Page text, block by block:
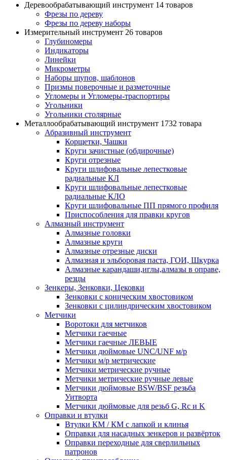
Деревообрабатывающий инструмент 14 товаров
Фрезы по дереву
Фрезы по дереву наборы
Измерительный инструмент 26 товаров
Глубиномеры
Индикаторы
Линейки
Микрометры
Наборы щупов, шаблонов
Призмы поверочные и разметочные
Угломеры и Угломеры-траспортиры
Угольники
Угольники столярные
Металлообрабатывающий инструмент 1732 товара
Абразивный инструмент
Корщетки, Чашки
Круги зачистные (обдирочные)
Круги отрезные
Круги шлифовальные лепестковые
радиальные КЛ
Круги шлифовальные лепестковые
радиальные КЛО
Круги шлифовальные ПП прямого профиля
Приспособления для правки кругов
Алмазный инструмент
Алмазные головки
Алмазные круги
Алмазные отрезные диски
Алмазная и эльборовая паста, ГОИ, Шкурка
Алмазные карандаши,иглы,алмазы в оправе,
резцы
Зенкеры, Зенковки, Цековки
Зенковки с коническим хвостовиком
Зенковки с цилиндрическим хвостовиком
Метчики
Воротоки для метчиков
Метчики гаечные
Метчики гаечные ЛЕВЫЕ
Метчики дюймовые UNC/UNF м/р
Метчики м/р метрические
Метчики метрические ручные
Метчики метрические ручные левые
Метчики дюймовые BSW/BSF резьба
Уитворта
Метчики дюймовые для резьб G, Rc и K
Оправки и втулки
Втулки КМ / КМ с лапкой и клинья
Оправки для насадных зенкеров и развёрток
Оправки переходные для сверлильных
патронов